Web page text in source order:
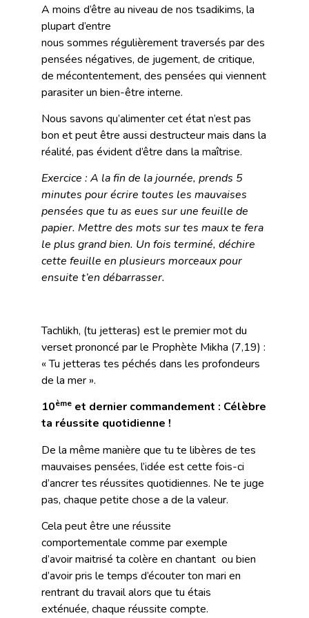
A moins d’être au niveau de nos tsadikims, la
plupart d’entre
nous sommes régulièrement traversés par des
pensées négatives, de jugement, de critique,
de mécontentement, des pensées qui viennent
parasiter un bien-être interne.
Nous savons qu’alimenter cet état n’est pas
bon et peut être aussi destructeur mais dans la
réalité, pas évident d’être dans la maîtrise.
Exercice : A la fin de la journée, prends 5
minutes pour écrire toutes les mauvaises
pensées que tu as eues sur une feuille de
papier. Mettre des mots sur tes maux te fera
le plus grand bien. Un fois terminé, déchire
cette feuille en plusieurs morceaux pour
ensuite t’en débarrasser.
Tachlikh, (tu jetteras) est le premier mot du
verset prononcé par le Prophète Mikha (7,19) :
« Tu jetteras tes péchés dans les profondeurs
de la mer ».
10ème et dernier commandement : Célèbre
ta réussite quotidienne !
De la même manière que tu te libères de tes
mauvaises pensées, l’idée est cette fois-ci
d’ancrer tes réussites quotidiennes. Ne te juge
pas, chaque petite chose a de la valeur.
Cela peut être une réussite
comportementale comme par exemple
d’avoir maitrisé ta colère en chantant ou bien
d’avoir pris le temps d’écouter ton mari en
rentrant du travail alors que tu étais
exténuée, chaque réussite compte.